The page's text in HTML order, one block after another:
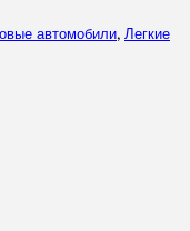
автомобили, Легкие